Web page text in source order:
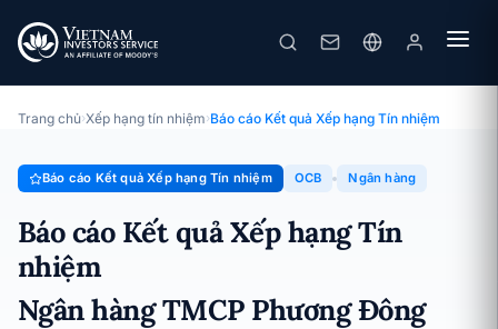
Báo cáo Kết quả Xếp hạng Tín nhiệm · Ngân hàng TMCP Phương
Đông · 15/05/2024
Trang chủ›Xếp hạng tín nhiệm›Báo cáo Kết quả Xếp hạng Tín nhiệm
Báo cáo Kết quả Xếp hạng Tín nhiệm OCB Ngân hàng
Báo cáo Kết quả Xếp hạng Tín
nhiệm
Ngân hàng TMCP Phương Đông